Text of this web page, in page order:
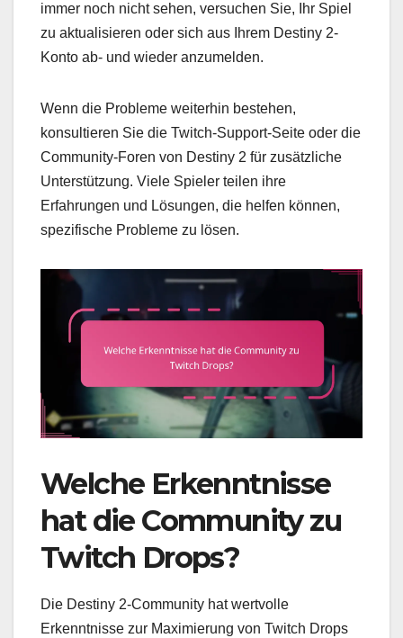
immer noch nicht sehen, versuchen Sie, Ihr Spiel
zu aktualisieren oder sich aus Ihrem Destiny 2-
Konto ab- und wieder anzumelden.
Wenn die Probleme weiterhin bestehen,
konsultieren Sie die Twitch-Support-Seite oder die
Community-Foren von Destiny 2 für zusätzliche
Unterstützung. Viele Spieler teilen ihre
Erfahrungen und Lösungen, die helfen können,
spezifische Probleme zu lösen.
Welche Erkenntnisse
hat die Community zu
Twitch Drops?
Die Destiny 2-Community hat wertvolle
Erkenntnisse zur Maximierung von Twitch Drops